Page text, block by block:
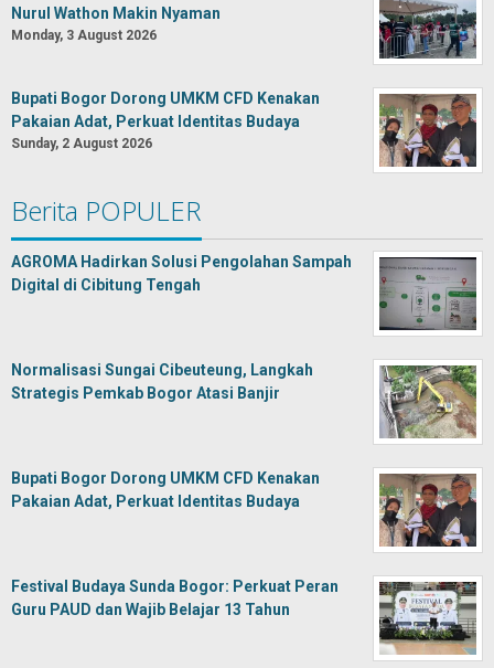
Nurul Wathon Makin Nyaman
Monday, 3 August 2026
Bupati Bogor Dorong UMKM CFD Kenakan
Pakaian Adat, Perkuat Identitas Budaya
Sunday, 2 August 2026
Berita POPULER
AGROMA Hadirkan Solusi Pengolahan Sampah
Digital di Cibitung Tengah
Normalisasi Sungai Cibeuteung, Langkah
Strategis Pemkab Bogor Atasi Banjir
Bupati Bogor Dorong UMKM CFD Kenakan
Pakaian Adat, Perkuat Identitas Budaya
Festival Budaya Sunda Bogor: Perkuat Peran
Guru PAUD dan Wajib Belajar 13 Tahun